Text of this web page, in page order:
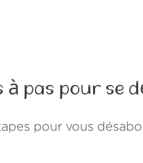
à pas pour se
pour vous